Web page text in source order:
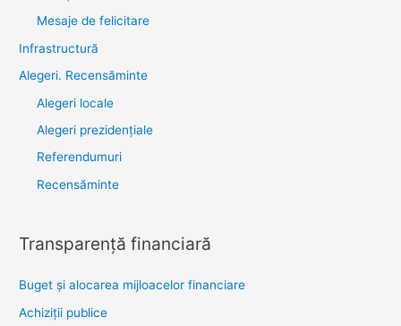
Mesaje de felicitare
Infrastructură
Alegeri. Recensăminte
Alegeri locale
Alegeri prezidențiale
Referendumuri
Recensăminte
Transparenţă financiară
Buget și alocarea mijloacelor financiare
Achiziţii publice